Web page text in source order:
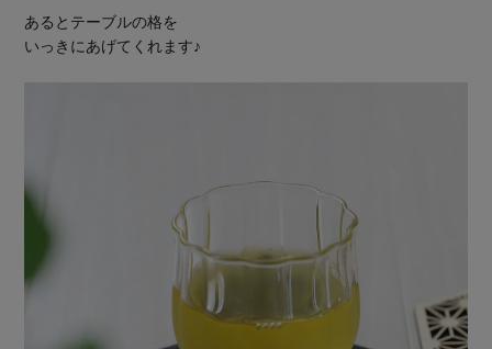
あるとテーブルの格を
いっきにあげてくれます♪